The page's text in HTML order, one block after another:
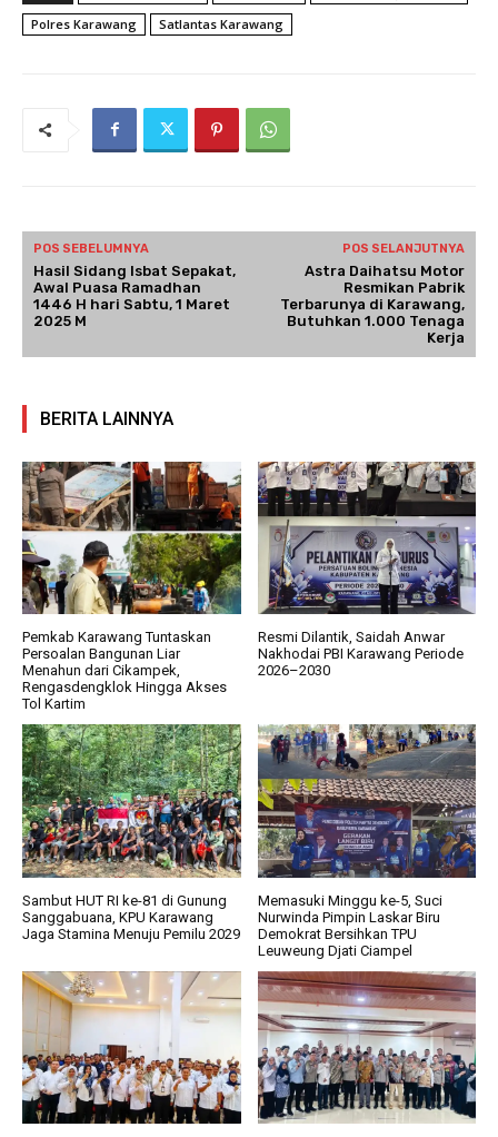
Polres Karawang
Satlantas Karawang
POS SEBELUMNYA
Hasil Sidang Isbat Sepakat,
Awal Puasa Ramadhan
1446 H hari Sabtu, 1 Maret
2025 M
POS SELANJUTNYA
Astra Daihatsu Motor
Resmikan Pabrik
Terbarunya di Karawang,
Butuhkan 1.000 Tenaga
Kerja
BERITA LAINNYA
Pemkab Karawang Tuntaskan
Persoalan Bangunan Liar
Menahun dari Cikampek,
Rengasdengklok Hingga Akses
Tol Kartim
Resmi Dilantik, Saidah Anwar
Nakhodai PBI Karawang Periode
2026–2030
Sambut HUT RI ke-81 di Gunung
Sanggabuana, KPU Karawang
Jaga Stamina Menuju Pemilu 2029
Memasuki Minggu ke-5, Suci
Nurwinda Pimpin Laskar Biru
Demokrat Bersihkan TPU
Leuweung Djati Ciampel